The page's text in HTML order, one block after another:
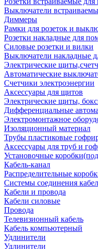
Выключатели
Диммеры
Рамки для розеток и
Розетки накладные для
Силовые розетки и вилки
Выключатели накладные
Электрические
Автоматические
Счетчики электроэнергии
Аксессуары для щитов
Электрические щиты,
Дифференциальные
Электромонтажное
Изоляционный материал
Трубы пластиковые
Аксессуары для труб и
Установочные
Кабель-канал
Распределительные
Системы соединения
Кабели и провода
Кабели силовые
Провода
Телевизионный кабель
Кабель компьютерный
Удлинители
Удлинители